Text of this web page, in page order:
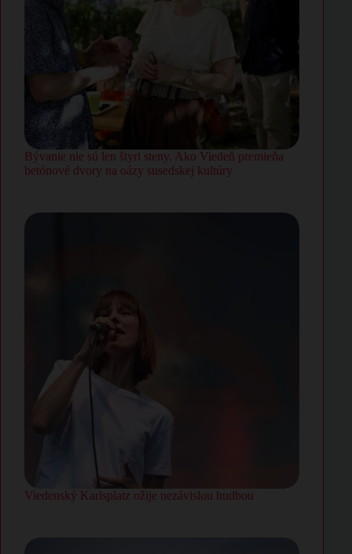
Bývanie nie sú len štyri steny. Ako Viedeň premieňa
betónové dvory na oázy susedskej kultúry
Viedenský Karlsplatz ožije nezávislou hudbou